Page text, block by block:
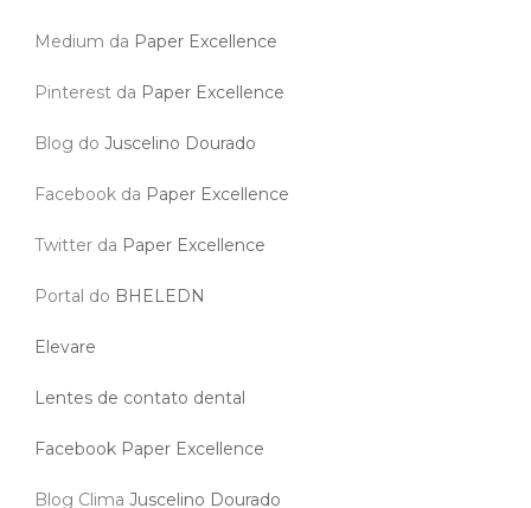
Medium da Paper Excellence
Pinterest da Paper Excellence
Blog do Juscelino Dourado
Facebook da Paper Excellence
Twitter da Paper Excellence
Portal do BHELEDN
Elevare
Lentes de contato dental
Facebook Paper Excellence
Blog Clima Juscelino Dourado